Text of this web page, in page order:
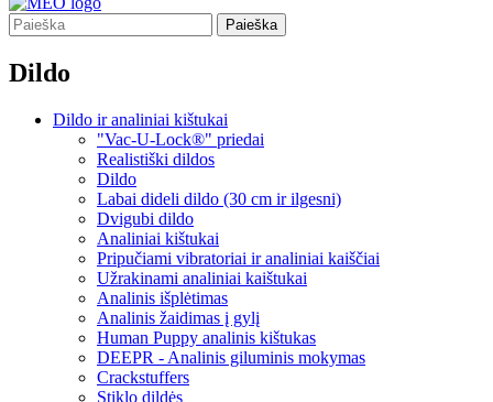
Paieška
Dildo
Dildo ir analiniai kištukai
"Vac-U-Lock®" priedai
Realistiški dildos
Dildo
Labai dideli dildo (30 cm ir ilgesni)
Dvigubi dildo
Analiniai kištukai
Pripučiami vibratoriai ir analiniai kaiščiai
Užrakinami analiniai kaištukai
Analinis išplėtimas
Analinis žaidimas į gylį
Human Puppy analinis kištukas
DEEPR - Analinis giluminis mokymas
Crackstuffers
Stiklo dildės